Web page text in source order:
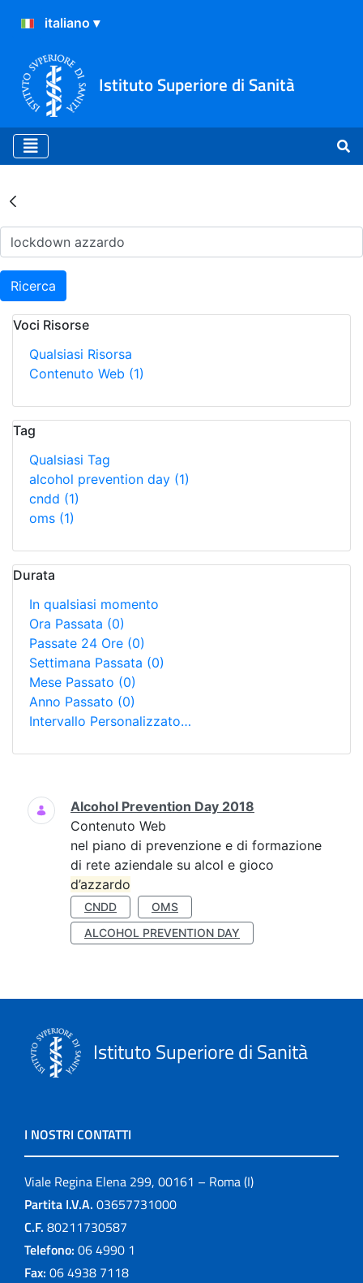
Istituto Superiore di Sanità
Risultati della Ricerca -
Ricerca
Voci Risorse
Qualsiasi Risorsa
Contenuto Web (1)
Tag
Qualsiasi Tag
alcohol prevention day (1)
cndd (1)
oms (1)
Durata
In qualsiasi momento
Ora Passata (0)
Passate 24 Ore (0)
Settimana Passata (0)
Mese Passato (0)
Anno Passato (0)
Intervallo Personalizzato…
Ricerca
Alcohol Prevention Day 2018
Contenuto Web
nel piano di prevenzione e di formazione
di rete aziendale su alcol e gioco
d’azzardo
CNDD
OMS
ALCOHOL PREVENTION DAY
Istituto Superiore di Sanità
I NOSTRI CONTATTI
Viale Regina Elena 299, 00161 – Roma (I)
Partita I.V.A. 03657731000
C.F. 80211730587
Telefono: 06 4990 1
Fax: 06 4938 7118